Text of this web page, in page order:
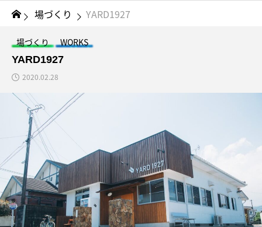
場づくり YARD1927
場づくり
WORKS
YARD1927
2020.02.28